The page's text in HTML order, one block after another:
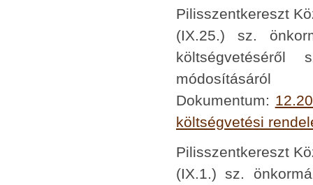
Pilisszentkereszt
(IX.25.) sz.
költségvetéséről
módosításáról
Dokumentum:
költségvetési
Pilisszentkereszt
(IX.1.) sz.